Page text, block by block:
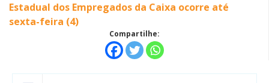
Estadual dos Empregados da Caixa ocorre até
sexta-feira (4)
Compartilhe: